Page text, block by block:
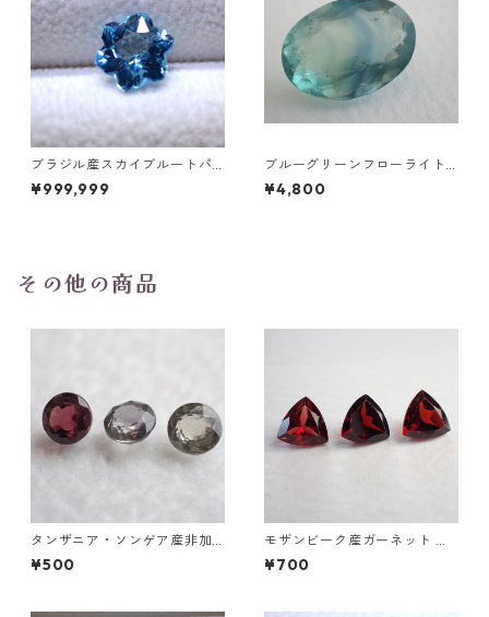
ブラジル産スカイブルートパ
ーズ スノーフレークカットル
ース 1.5ct 7.0mm*7.0mm*4.
¥999,999
ブルーグリーンフローライト
オーバルカットルース 10.2ct
15.4mm*11.1mm*8.0mm
¥4,800
その他の商品
タンザニア・ソンゲア産非加
熱サファイア ラウンドカット
ルース 0.1ct前後 3mm前後
¥500
モザンビーク産ガーネット ト
リリアントカットルース 0.9ct
前後 6mm*6mm前後
¥700